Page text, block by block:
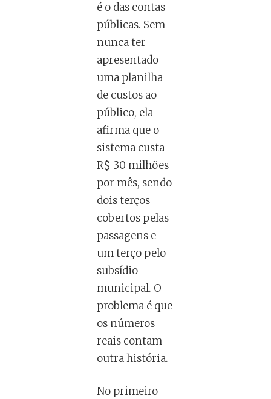
é o das contas
públicas. Sem
nunca ter
apresentado
uma planilha
de custos ao
público, ela
afirma que o
sistema custa
R$ 30 milhões
por mês, sendo
dois terços
cobertos pelas
passagens e
um terço pelo
subsídio
municipal. O
problema é que
os números
reais contam
outra história.
No primeiro